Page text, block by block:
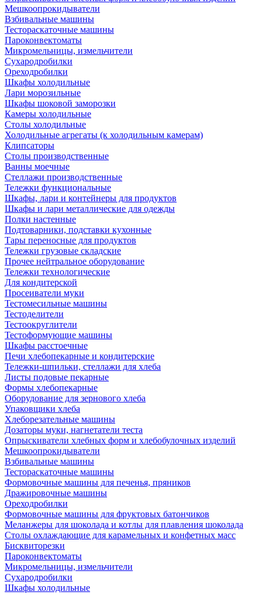
Мешкоопрокидыватели
Взбивальные машины
Тестораскаточные машины
Пароконвектоматы
Микромельницы, измельчители
Сухародробилки
Ореходробилки
Шкафы холодильные
Лари морозильные
Шкафы шоковой заморозки
Камеры холодильные
Столы холодильные
Холодильные агрегаты (к холодильным камерам)
Клипсаторы
Столы производственные
Ванны моечные
Стеллажи производственные
Тележки функциональные
Шкафы, лари и контейнеры для продуктов
Шкафы и лари металлические для одежды
Полки настенные
Подтоварники, подставки кухонные
Тары переносные для продуктов
Тележки грузовые складские
Прочее нейтральное оборудование
Тележки технологические
Для кондитерской
Просеиватели муки
Тестомесильные машины
Тестоделители
Тестоокруглители
Тестоформующие машины
Шкафы расстоечные
Печи хлебопекарные и кондитерские
Тележки-шпильки, стеллажи для хлеба
Листы подовые пекарные
Формы хлебопекарные
Оборудование для зернового хлеба
Упаковщики хлеба
Хлеборезательные машины
Дозаторы муки, нагнетатели теста
Опрыскиватели хлебных форм и хлебобулочных изделий
Мешкоопрокидыватели
Взбивальные машины
Тестораскаточные машины
Формовочные машины для печенья, пряников
Дражировочные машины
Ореходробилки
Формовочные машины для фруктовых батончиков
Меланжеры для шоколада и котлы для плавления шоколада
Столы охлаждающие для карамельных и конфетных масс
Бисквиторезки
Пароконвектоматы
Микромельницы, измельчители
Сухародробилки
Шкафы холодильные